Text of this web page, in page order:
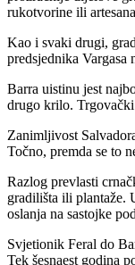
rukotvorine ili
Kao i svaki drugi,
predsjednika Vargasa
Barra uistinu jest
drugo krilo.
Zanimljivost
Točno, premda se to
Razlog prevlasti
gradilišta ili plantaže.
oslanja na sastojke
Svjetionik Feral do
Tek šesnaest godina